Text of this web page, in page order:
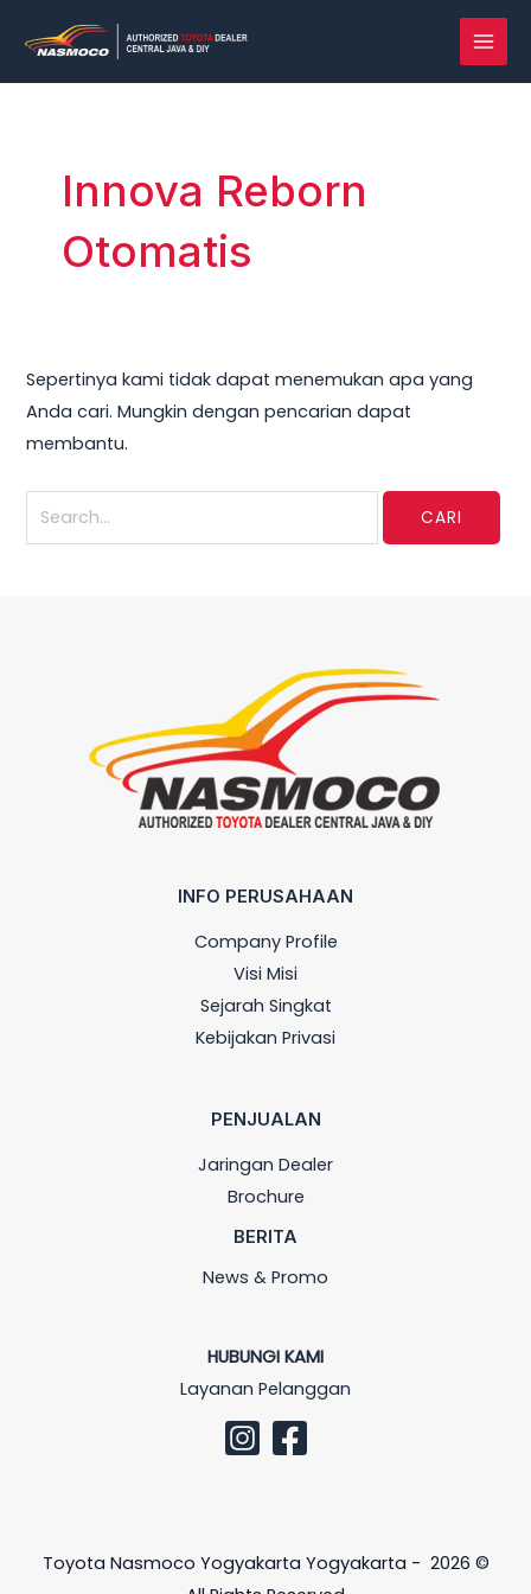
konten
Innova Reborn
Otomatis
Sepertinya kami tidak dapat menemukan apa yang
Anda cari. Mungkin dengan pencarian dapat
membantu.
untuk:
INFO PERUSAHAAN
Company Profile
Visi Misi
Sejarah Singkat
Kebijakan Privasi
PENJUALAN
Jaringan Dealer
Brochure
BERITA
News & Promo
HUBUNGI KAMI
Layanan Pelanggan
Toyota Nasmoco Yogyakarta Yogyakarta - 2026 ©